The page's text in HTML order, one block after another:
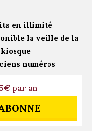
en illimité
la veille de la
numéros
par an